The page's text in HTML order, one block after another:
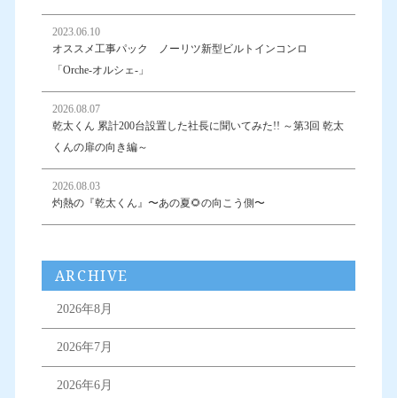
2023.06.10
オススメ工事パック ノーリツ新型ビルトインコンロ
「Orche-オルシェ-」
2026.08.07
乾太くん 累計200台設置した社長に聞いてみた!! ～第3回 乾太
くんの扉の向き編～
2026.08.03
灼熱の『乾太くん』〜あの夏🌻の向こう側〜
ARCHIVE
2026年8月
2026年7月
2026年6月